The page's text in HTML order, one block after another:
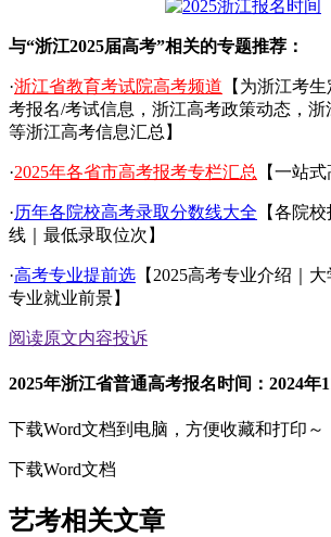
与“浙江2025届高考”相关的专题推荐：
·浙江省教育考试院高考频道 【为浙江考
考报名/考试信息，浙江高考政策动态，
等浙江高考信息汇总】
·2025年各省市高考报考专栏汇总 【一站
·历年各院校高考录取分数线大全 【各院
线｜最低录取位次】
·高考专业提前选 【2025高考专业介绍｜
专业就业前景】
阅读原文内容投诉
2025年浙江省普通高考报名时间：2024年
下载Word文档到电脑，方便收藏和打印～
下载Word文档
艺考相关文章